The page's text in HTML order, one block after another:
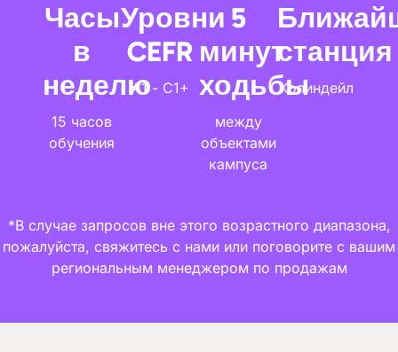
Часы
в
неделю
15 часов
обучения
Уровни
CEFR
А1 - С1+
5
минут
ходьбы
между
объектами
кампуса
станция
Колиндейл
*В случае запросов вне этого возрастного диапазона,
пожалуйста, свяжитесь с нами или поговорите с вашим
региональным менеджером по продажам